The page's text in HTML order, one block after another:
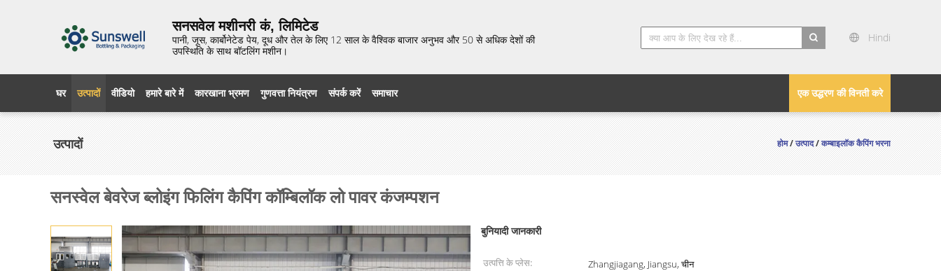
सनसवेल मशीनरी कं, लिमिटेड
पानी, जूस, कार्बोनेटेड पेय, दूध और तेल के लिए 12 साल के वैश्विक बाजार अनुभव और 50 से अधिक देशों की
उपस्थिति के साथ बॉटलिंग मशीन।
Hindi
एक उद्धरण की विनती करे
घर उत्पादों वीडियो हमारे बारे में कारखाना भ्रमण गुणवत्ता नियंत्रण संपर्क करें समाचार
उत्पादों होम/उत्पाद/कम्बाइलॉक कैपिंग भरना
सनस्वेल बेवरेज ब्लोइंग फिलिंग कैपिंग कॉम्बिलॉक लो पावर कंजम्पशन
बुनियादी जानकारी
उत्पत्ति के प्लेस:
Zhangjiagang, Jiangsu, चीन